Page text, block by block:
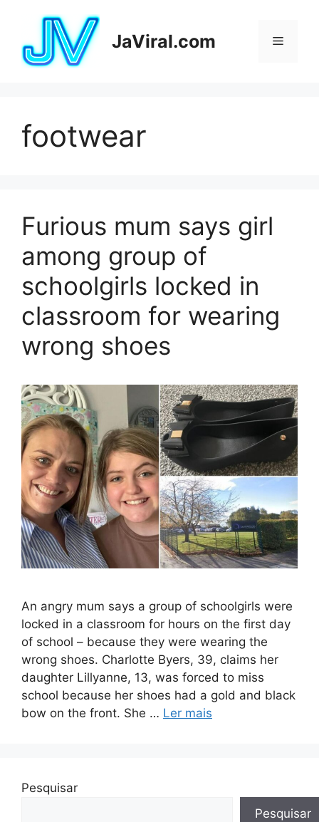
conteúdo
JaViral.com Menu
footwear
Furious mum says girl
among group of
schoolgirls locked in
classroom for wearing
wrong shoes
An angry mum says a group of schoolgirls were
locked in a classroom for hours on the first day
of school – because they were wearing the
wrong shoes. Charlotte Byers, 39, claims her
daughter Lillyanne, 13, was forced to miss
school because her shoes had a gold and black
bow on the front. She … Ler mais
Pesquisar
Pesquisar